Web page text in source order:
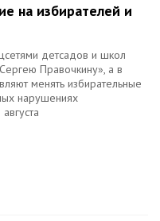
на избирателей и
детсадов и школ
Правочкину», а в
менять избирательные
нарушениях